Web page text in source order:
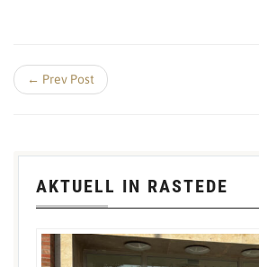
← Prev Post
AKTUELL IN RASTEDE